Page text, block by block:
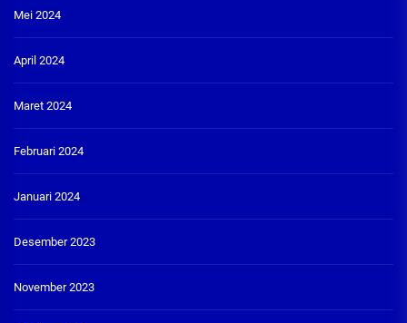
Mei 2024
April 2024
Maret 2024
Februari 2024
Januari 2024
Desember 2023
November 2023